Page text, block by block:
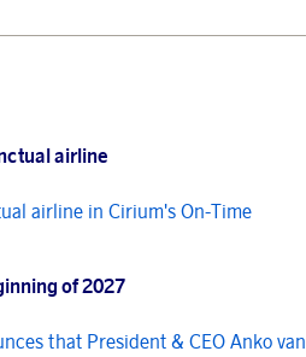
airline
airline in Cirium's On-Time
of 2027
that President & CEO Anko van